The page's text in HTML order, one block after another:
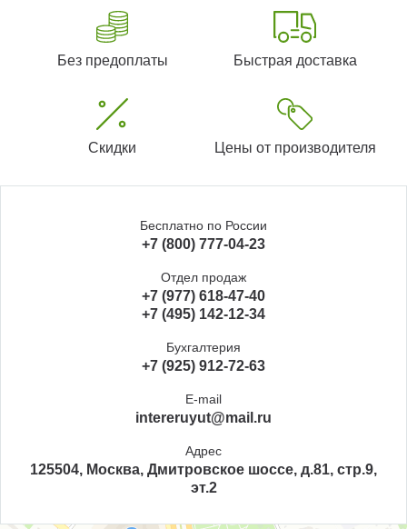
Без предоплаты Быстрая доставка
Скидки Цены от производителя
Бесплатно по России
+7 (800) 777-04-23
Отдел продаж
+7 (977) 618-47-40
+7 (495) 142-12-34
Бухгалтерия
+7 (925) 912-72-63
E-mail
intereruyut@mail.ru
Адрес
125504, Москва, Дмитровское шоссе, д.81, стр.9,
эт.2